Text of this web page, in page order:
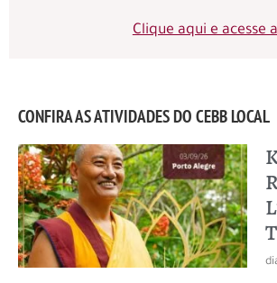
Clique aqui e acesse
CONFIRA AS ATIVIDADES DO CEBB LOCAL